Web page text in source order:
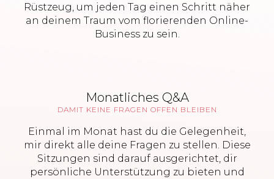
Rüstzeug, um jeden Tag einen Schritt näher
an deinem Traum vom florierenden Online-
Business zu sein.
Monatliches Q&A
DAMIT KEINE FRAGEN OFFEN BLEIBEN
Einmal im Monat hast du die Gelegenheit,
mir direkt alle deine Fragen zu stellen. Diese
Sitzungen sind darauf ausgerichtet, dir
persönliche Unterstützung zu bieten und